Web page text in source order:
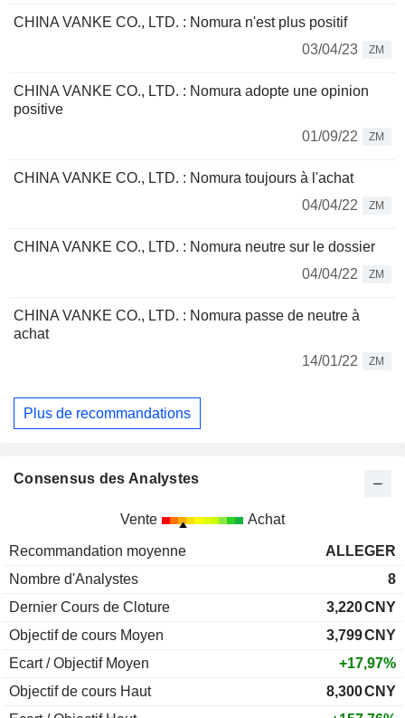
CHINA VANKE CO., LTD. : Nomura n'est plus positif
03/04/23
ZM
CHINA VANKE CO., LTD. : Nomura adopte une opinion
positive
01/09/22
ZM
CHINA VANKE CO., LTD. : Nomura toujours à l'achat
04/04/22
ZM
CHINA VANKE CO., LTD. : Nomura neutre sur le dossier
04/04/22
ZM
CHINA VANKE CO., LTD. : Nomura passe de neutre à
achat
14/01/22
ZM
Plus de recommandations
Consensus des Analystes
Vente Achat
Recommandation moyenne
ALLEGER
Nombre d'Analystes
8
Dernier Cours de Cloture
3,220CNY
Objectif de cours Moyen
3,799CNY
Ecart / Objectif Moyen
+17,97%
Objectif de cours Haut
8,300CNY